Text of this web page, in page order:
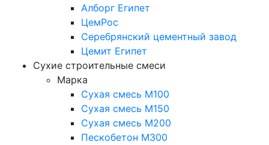
Алборг Египет
ЦемРос
Серебрянский цементный завод
Цемит Египет
Сухие строительные смеси
Марка
Сухая смесь М100
Сухая смесь М150
Сухая смесь М200
Пескобетон М300